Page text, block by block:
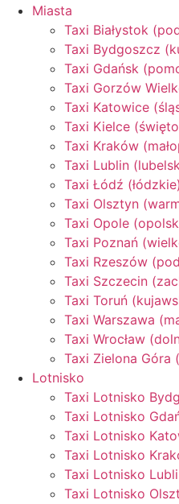
Miasta
Taxi Białystok
Taxi Bydgoszcz
Taxi Gdańsk
Taxi Gorzów
Taxi Katowice
Taxi Kielce
Taxi Kraków
Taxi Lublin
Taxi Łódź (łódzkie)
Taxi Olsztyn
Taxi Opole
Taxi Poznań
Taxi Rzeszów
Taxi Szczecin
Taxi Toruń
Taxi Warszawa
Taxi Wrocław
Taxi Zielona Góra
Lotnisko
Taxi Lotnisko
Taxi Lotnisko
Taxi Lotnisko
Taxi Lotnisko
Taxi Lotnisko
Taxi Lotnisko